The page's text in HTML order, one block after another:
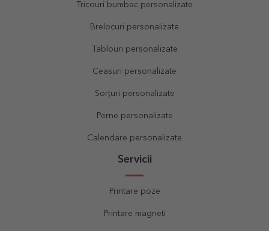
Tricouri bumbac personalizate
Brelocuri personalizate
Tablouri personalizate
Ceasuri personalizate
Sorțuri personalizate
Perne personalizate
Calendare personalizate
Servicii
Printare poze
Printare magneti